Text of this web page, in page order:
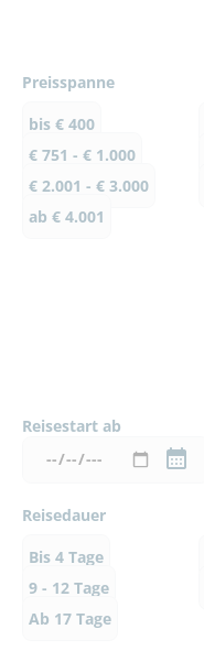
Preisspanne
bis € 400
€ 751 - € 1.000
€ 2.001 - € 3.000
ab € 4.001
Reisestart ab
Reisedauer
Bis 4 Tage
9 - 12 Tage
Ab 17 Tage